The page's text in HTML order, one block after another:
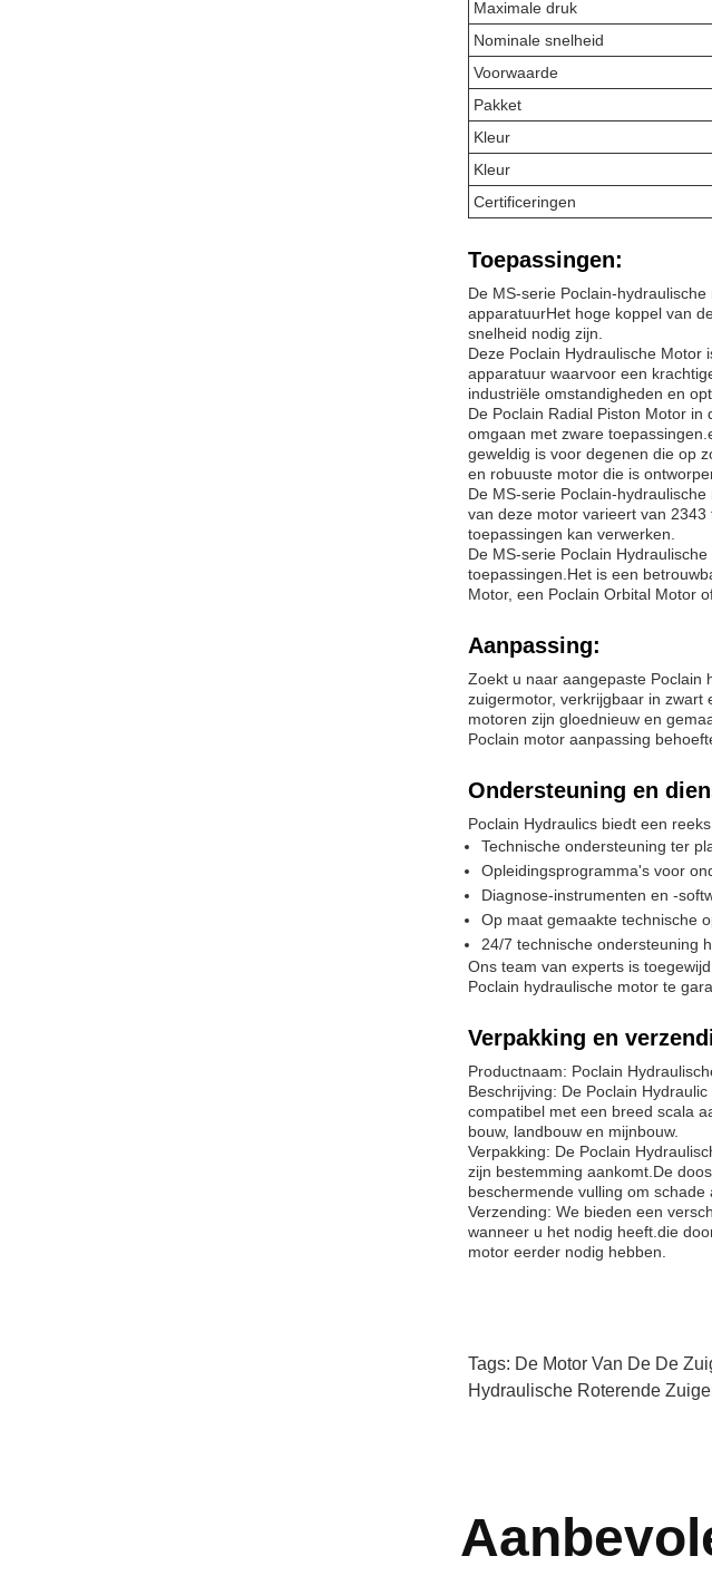
Maximale druk
Nominale snelheid
Voorwaarde
Pakket
Kleur
Kleur
Certificeringen
Toepassingen:
De MS-serie Poclain-
apparatuurHet hoge koppel van
snelheid nodig zijn.
Deze Poclain Hydraulische
apparatuur waarvoor een
industriële omstandigheden en
De Poclain Radial Piston Motor
omgaan met zware
geweldig is voor degenen die op
en robuuste motor die is
De MS-serie Poclain-
van deze motor varieert van
toepassingen kan verwerken.
De MS-serie Poclain
toepassingen.Het is een
Motor, een Poclain Orbital Motor
Aanpassing:
Zoekt u naar aangepaste Poclain
zuigermotor, verkrijgbaar in zwart
motoren zijn gloednieuw en
Poclain motor aanpassing
Ondersteuning en
Poclain Hydraulics biedt een
Technische ondersteuning ter
Opleidingsprogramma's voor
Diagnose-instrumenten en -
Op maat gemaakte technische
24/7 technische ondersteuning
Ons team van experts is
Poclain hydraulische motor te
Verpakking en
Productnaam: Poclain
Beschrijving: De Poclain
compatibel met een breed scala
bouw, landbouw en mijnbouw.
Verpakking: De Poclain
zijn bestemming aankomt.De
beschermende vulling om
Verzending: We bieden een
wanneer u het nodig heeft.die
motor eerder nodig hebben.
Tags: De Motor Van De De
Hydraulische Roterende